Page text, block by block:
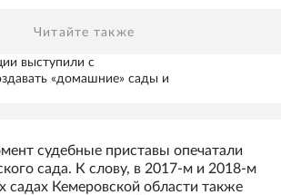
Читайте также
выступили с
«домашние» сады и
судебные приставы опечатали
сада. К слову, в 2017-м и 2018-м
садах Кемеровской области также